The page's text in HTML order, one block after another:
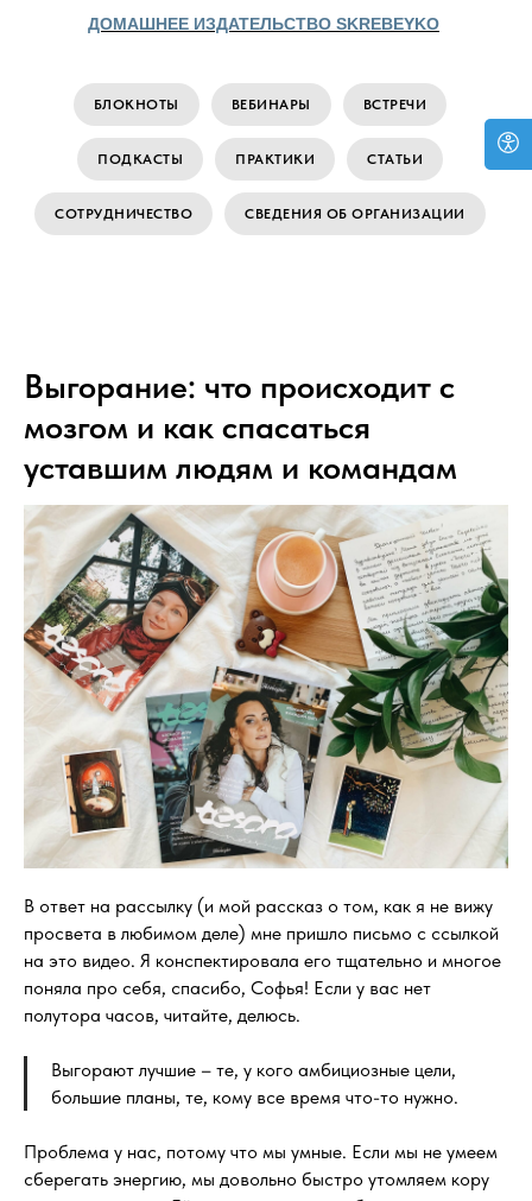
ДОМАШНЕЕ ИЗДАТЕЛЬСТВО SKREBEYKO
БЛОКНОТЫ ВЕБИНАРЫ ВСТРЕЧИ
ПОДКАСТЫ ПРАКТИКИ СТАТЬИ
СОТРУДНИЧЕСТВО СВЕДЕНИЯ ОБ ОРГАНИЗАЦИИ
Выгорание: что происходит с
мозгом и как спасаться
уставшим людям и командам
В ответ на рассылку (и мой рассказ о том, как я не вижу
просвета в любимом деле) мне пришло письмо с ссылкой
на это видео. Я конспектировала его тщательно и многое
поняла про себя, спасибо, Софья! Если у вас нет
полутора часов, читайте, делюсь.
Выгорают лучшие – те, у кого амбициозные цели,
большие планы, те, кому все время что-то нужно.
Проблема у нас, потому что мы умные. Если мы не умеем
сберегать энергию, мы довольно быстро утомляем кору